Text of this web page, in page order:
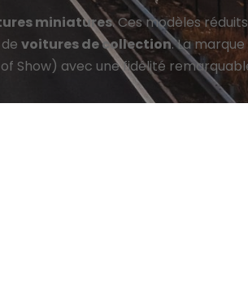
miniatures. Ces modèles
devoitures de collection. La
Show) avec une fidélité